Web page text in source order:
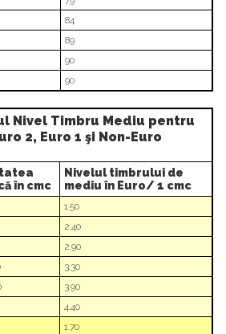
84
89
90
90
Nivel Timbru Mediu pentru
2, Euro 1 şi Non-Euro
în cmc
Nivelul timbrului de
mediu în Euro/ 1 cmc
1.50
2.40
2.90
3.30
3.90
4.40
1.70